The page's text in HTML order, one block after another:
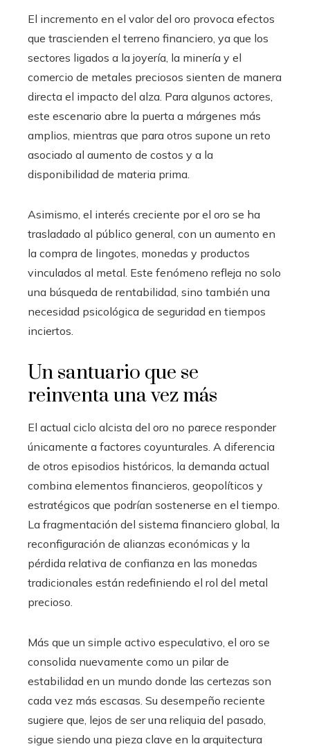
El incremento en el valor del oro provoca efectos
que trascienden el terreno financiero, ya que los
sectores ligados a la joyería, la minería y el
comercio de metales preciosos sienten de manera
directa el impacto del alza. Para algunos actores,
este escenario abre la puerta a márgenes más
amplios, mientras que para otros supone un reto
asociado al aumento de costos y a la
disponibilidad de materia prima.
Asimismo, el interés creciente por el oro se ha
trasladado al público general, con un aumento en
la compra de lingotes, monedas y productos
vinculados al metal. Este fenómeno refleja no solo
una búsqueda de rentabilidad, sino también una
necesidad psicológica de seguridad en tiempos
inciertos.
Un santuario que se
reinventa una vez más
El actual ciclo alcista del oro no parece responder
únicamente a factores coyunturales. A diferencia
de otros episodios históricos, la demanda actual
combina elementos financieros, geopolíticos y
estratégicos que podrían sostenerse en el tiempo.
La fragmentación del sistema financiero global, la
reconfiguración de alianzas económicas y la
pérdida relativa de confianza en las monedas
tradicionales están redefiniendo el rol del metal
precioso.
Más que un simple activo especulativo, el oro se
consolida nuevamente como un pilar de
estabilidad en un mundo donde las certezas son
cada vez más escasas. Su desempeño reciente
sugiere que, lejos de ser una reliquia del pasado,
sigue siendo una pieza clave en la arquitectura